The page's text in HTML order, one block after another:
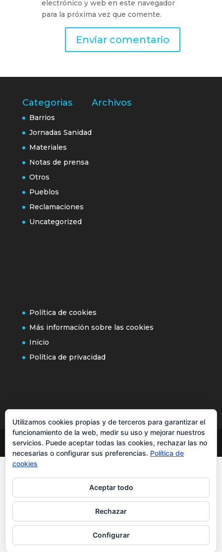
electrónico y web en este navegador
para la próxima vez que comente.
Categorias
Barrios
Jornadas Sanidad
Materiales
Notas de prensa
Otros
Pueblos
Reclamaciones
Uncategorized
Archivos
Política de cookies
Más información sobre las cookies
Inicio
Política de privacidad
Utilizamos cookies propias y de terceros para garantizar el
funcionamiento de la web, medir su uso y mejorar nuestros
servicios. Puede aceptar todas las cookies, rechazar las no
necesarias o configurar sus preferencias. Política de
cookies
Aceptar todo
Rechazar
Configurar